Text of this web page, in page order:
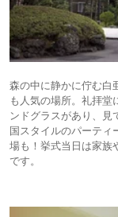
森の中に静かに佇む白
も人気の場所。礼拝堂
ンドグラスがあり、見
国スタイルのパーティ
場も！挙式当日は家族
です。